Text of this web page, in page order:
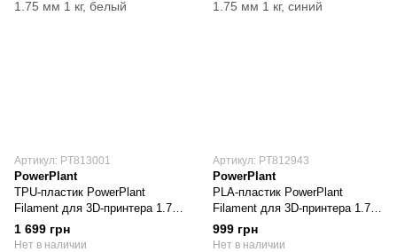
Артикул: PT813001
PowerPlant
TPU-пластик PowerPlant
Filament для 3D-принтера 1.75
мм 1 кг, белый
1 699 грн
Нет в наличии
Артикул: PT812943
PowerPlant
PLA-пластик PowerPlant
Filament для 3D-принтера 1.75
мм 1 кг, синий
999 грн
Нет в наличии